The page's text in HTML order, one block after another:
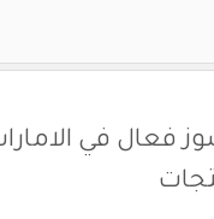
فعال في